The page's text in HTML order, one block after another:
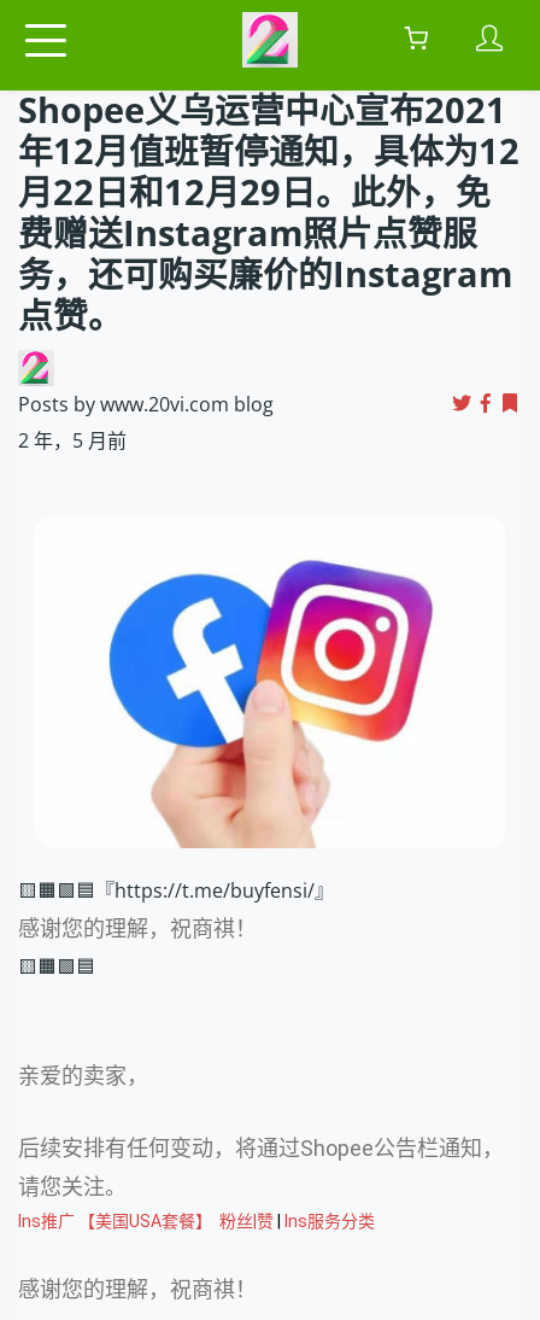
Shopee义乌运营中心宣布2021
年12月值班暂停通知，具体为12
月22日和12月29日。此外，免
费赠送Instagram照片点赞服
务，还可购买廉价的Instagram
点赞。
Posts by www.20vi.com blog
2 年，5 月前
🟨🟧🟩🟦『https://t.me/buyfensi/』
感谢您的理解，祝商祺！
🟨🟧🟩🟦
亲爱的卖家，
后续安排有任何变动，将通过Shopee公告栏通知，
请您关注。
Ins推广 【美国USA套餐】  粉丝|赞 Ins服务分类
感谢您的理解，祝商祺！